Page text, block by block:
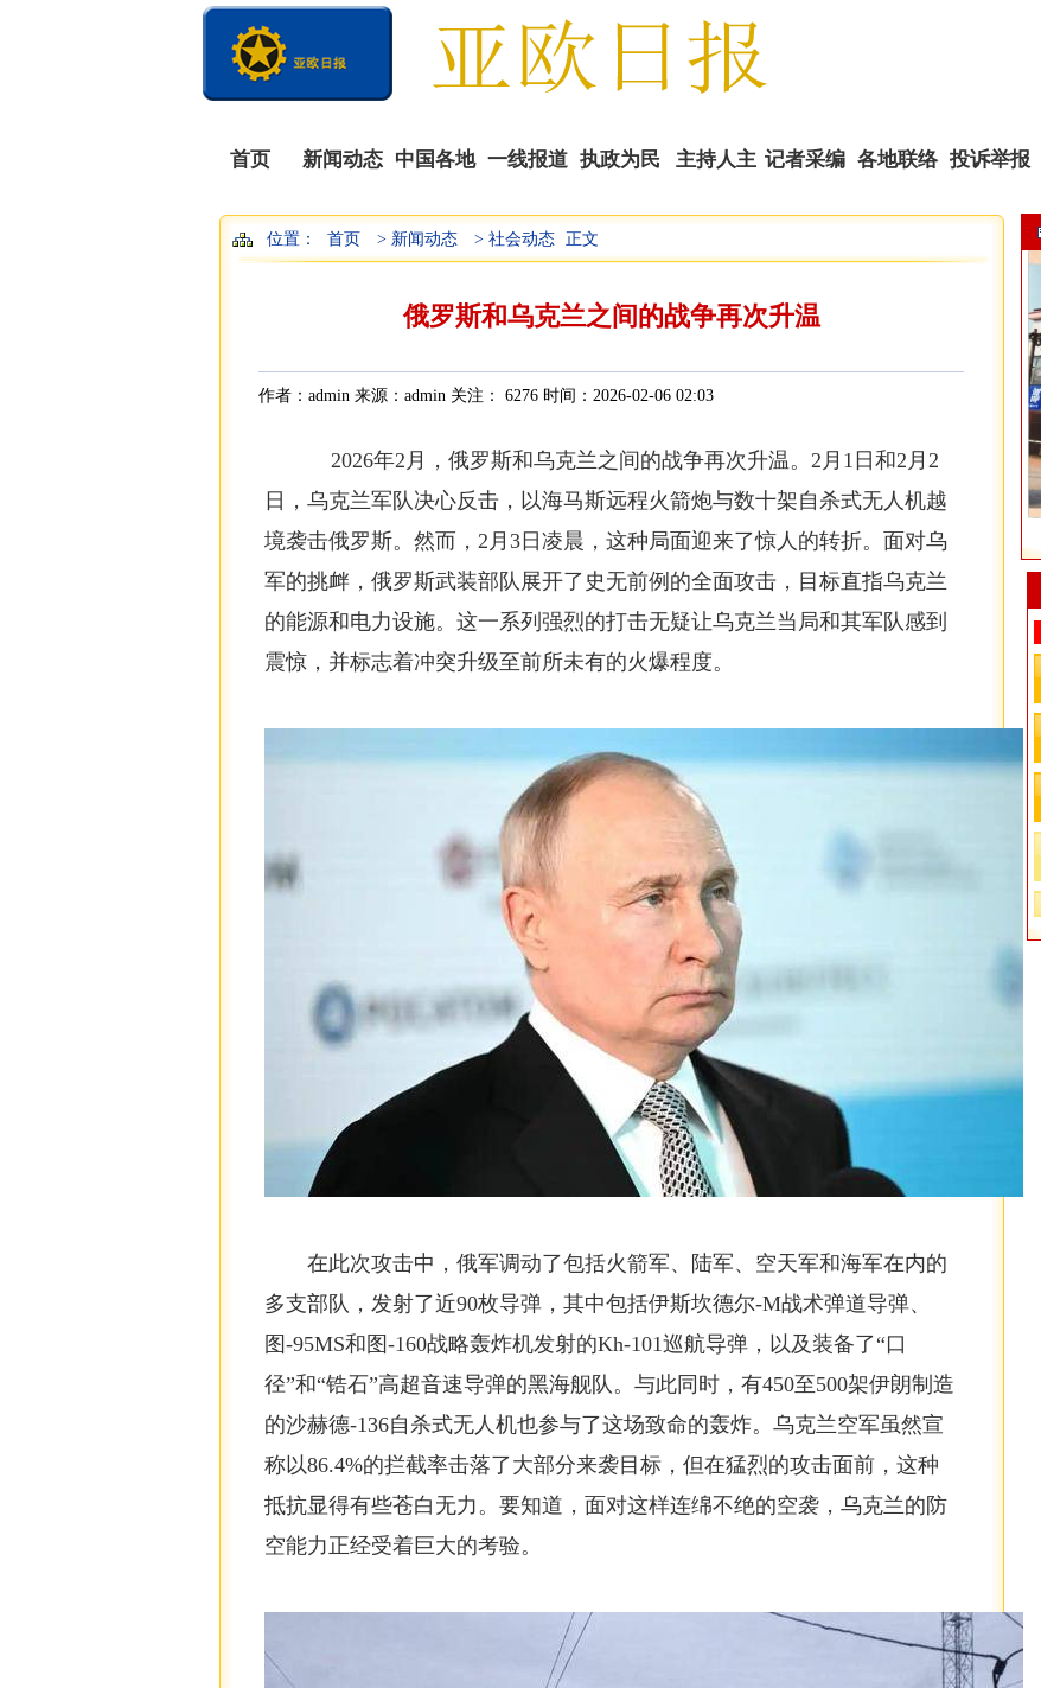
首页 新闻动态 中国各地 一线报道 执政为民 主持人主
播
记者采编 各地联络 投诉举报
位置： 首页 > 新闻动态 > 社会动态 正文
俄罗斯和乌克兰之间的战争再次升温
作者：admin 来源：admin 关注： 6276 时间：2026-02-06 02:03
2026年2月，俄罗斯和乌克兰之间的战争再次升温。2月1日和2月2
日，乌克兰军队决心反击，以海马斯远程火箭炮与数十架自杀式无人机越
境袭击俄罗斯。然而，2月3日凌晨，这种局面迎来了惊人的转折。面对乌
军的挑衅，俄罗斯武装部队展开了史无前例的全面攻击，目标直指乌克兰
的能源和电力设施。这一系列强烈的打击无疑让乌克兰当局和其军队感到
震惊，并标志着冲突升级至前所未有的火爆程度。
在此次攻击中，俄军调动了包括火箭军、陆军、空天军和海军在内的
多支部队，发射了近90枚导弹，其中包括伊斯坎德尔-M战术弹道导弹、
图-95MS和图-160战略轰炸机发射的Kh-101巡航导弹，以及装备了“口
径”和“锆石”高超音速导弹的黑海舰队。与此同时，有450至500架伊朗制造
的沙赫德-136自杀式无人机也参与了这场致命的轰炸。乌克兰空军虽然宣
称以86.4%的拦截率击落了大部分来袭目标，但在猛烈的攻击面前，这种
抵抗显得有些苍白无力。要知道，面对这样连绵不绝的空袭，乌克兰的防
空能力正经受着巨大的考验。